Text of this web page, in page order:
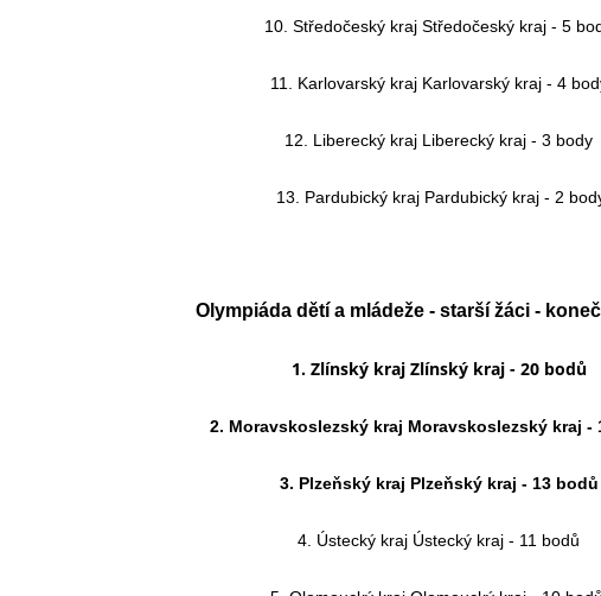
10. Středočeský kraj Středočeský kraj - 5
11. Karlovarský kraj Karlovarský kraj - 4
12. Liberecký kraj Liberecký kraj - 3 body
13. Pardubický kraj Pardubický kraj - 2
Olympiáda dětí a mládeže - starší žáci -
1. Zlínský kraj Zlínský kraj - 20 bodů
2. Moravskoslezský kraj Moravskoslezský kraj -
3. Plzeňský kraj Plzeňský kraj - 13 bodů
4. Ústecký kraj Ústecký kraj - 11 bodů